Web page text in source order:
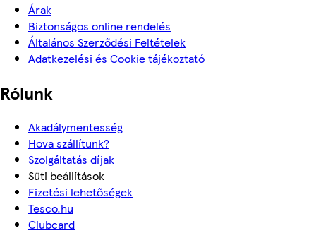
Árak
Biztonságos online rendelés
Általános Szerződési Feltételek
Adatkezelési és Cookie tájékoztató
Rólunk
Akadálymentesség
Hova szállítunk?
Szolgáltatás díjak
Süti beállítások
Fizetési lehetőségek
Tesco.hu
Clubcard